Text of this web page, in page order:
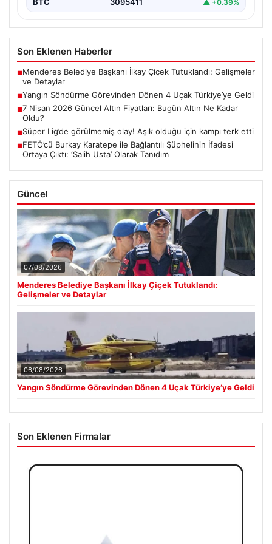
BTC 3095411 ▲ +0.39%
Son Eklenen Haberler
■Menderes Belediye Başkanı İlkay Çiçek Tutuklandı: Gelişmeler
ve Detaylar
■Yangın Söndürme Görevinden Dönen 4 Uçak Türkiye’ye Geldi
■7 Nisan 2026 Güncel Altın Fiyatları: Bugün Altın Ne Kadar
Oldu?
■Süper Lig’de görülmemiş olay! Aşık olduğu için kampı terk etti
■FETÖ’cü Burkay Karatepe ile Bağlantılı Şüphelinin İfadesi
Ortaya Çıktı: ‘Salih Usta’ Olarak Tanıdım
Güncel
07/08/2026
Menderes Belediye Başkanı İlkay Çiçek Tutuklandı:
Gelişmeler ve Detaylar
06/08/2026
Yangın Söndürme Görevinden Dönen 4 Uçak Türkiye’ye Geldi
Son Eklenen Firmalar